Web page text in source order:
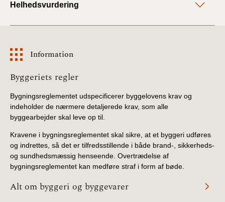
2019)
BR18 (1/1-4/7 2019)
BR18 (1/7-31/12
BR18 (1/1-30/6
2018)
BR15 (2015-2018)
Tidligere BR (1961-
2010)
Helhedsvurdering
Information
Information
Byggeriets regler
Bygningsreglementet udspecificerer byggelovens krav og
indeholder de nærmere detaljerede krav, som alle
byggearbejder skal leve op til.
Kravene i bygningsreglementet skal sikre, at et byggeri udføres
og indrettes, så det er tilfredsstillende i både brand-, sikkerheds-
og sundhedsmæssig henseende. Overtrædelse af
bygningsreglementet kan medføre straf i form af bøde.
Alt om byggeri og byggevarer